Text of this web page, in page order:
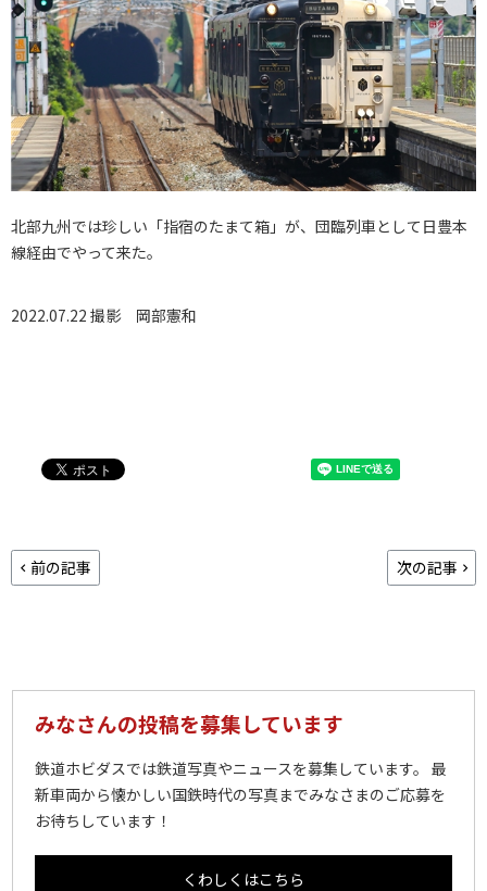
北部九州では珍しい「指宿のたまて箱」が、団臨列車として日豊本
線経由でやって来た。
2022.07.22 撮影 岡部憲和
前の記事 次の記事
みなさんの投稿を募集しています
鉄道ホビダスでは鉄道写真やニュースを募集しています。 最
新車両から懐かしい国鉄時代の写真までみなさまのご応募を
お待ちしています！
くわしくはこちら